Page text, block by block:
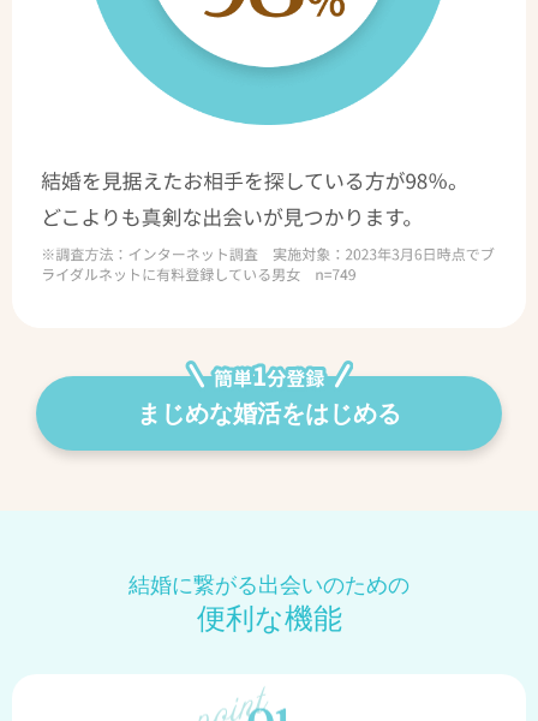
まじめな婚活をはじめる
結婚に繋がる出会いのための
便利な機能